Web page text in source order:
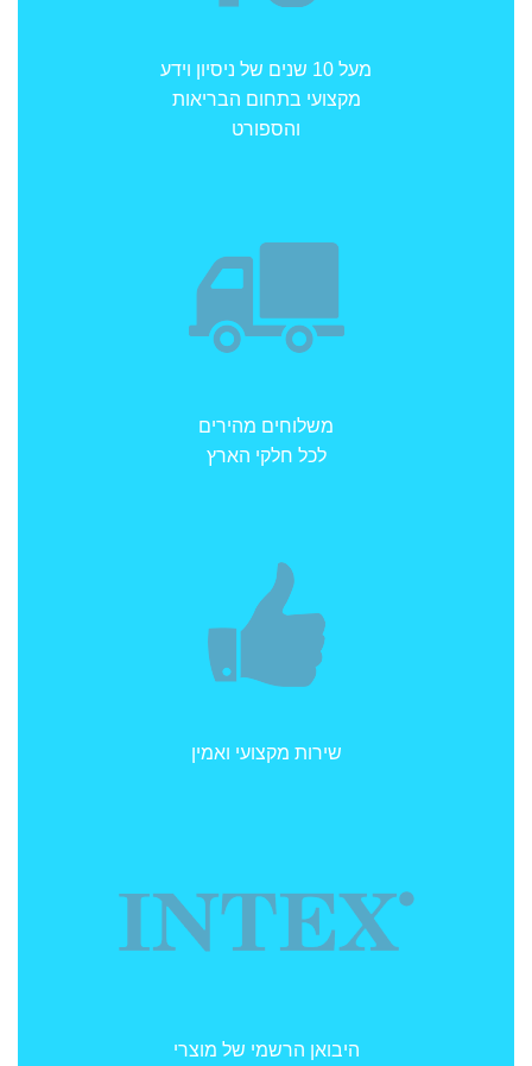
מעל 10 שנים של ניסיון וידע
מקצועי בתחום הבריאות
והספורט
משלוחים מהירים
לכל חלקי הארץ
שירות מקצועי ואמין
היבואן הרשמי של מוצרי